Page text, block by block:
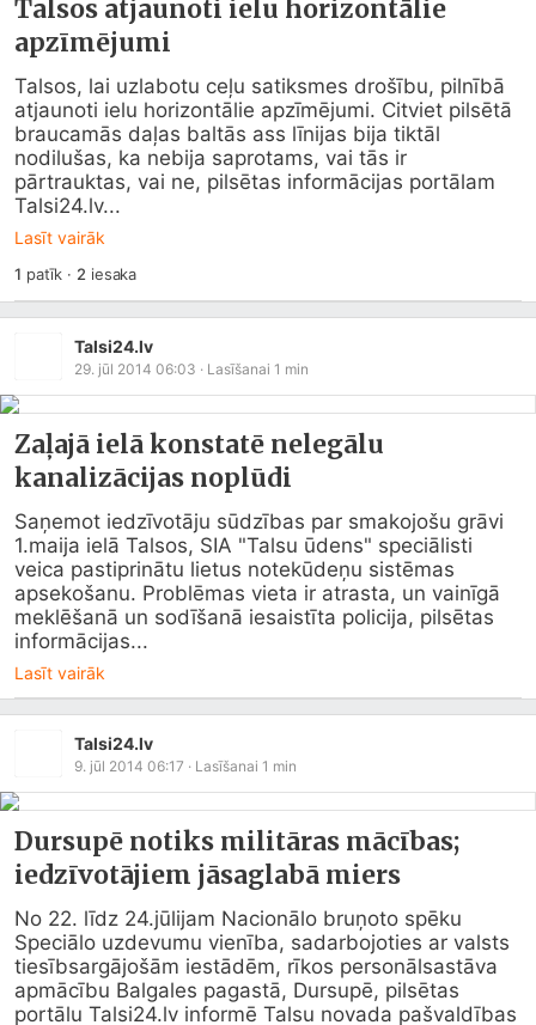
Talsos atjaunoti ielu horizontālie
apzīmējumi
Talsos, lai uzlabotu ceļu satiksmes drošību, pilnībā
atjaunoti ielu horizontālie apzīmējumi. Citviet pilsētā
braucamās daļas baltās ass līnijas bija tiktāl
nodilušas, ka nebija saprotams, vai tās ir
Talsi24.lv...
Lasīt vairāk
1 patīk · 2 iesaka
Talsi24.lv
29. jūl 2014 06:03 · Lasīšanai 1 min
Zaļajā ielā konstatē nelegālu
kanalizācijas noplūdi
Saņemot iedzīvotāju sūdzības par smakojošu grāvi
1.maija ielā Talsos, SIA "Talsu ūdens" speciālisti
veica pastiprinātu lietus notekūdeņu sistēmas
apsekošanu. Problēmas vieta ir atrasta, un vainīgā
meklēšanā un sodīšanā iesaistīta policija, pilsētas
informācijas...
Lasīt vairāk
Talsi24.lv
9. jūl 2014 06:17 · Lasīšanai 1 min
Dursupē notiks militāras mācības;
iedzīvotājiem jāsaglabā miers
No 22. līdz 24.jūlijam Nacionālo bruņoto spēku
Speciālo uzdevumu vienība, sadarbojoties ar valsts
tiesībsargājošām iestādēm, rīkos personālsastāva
apmācību Balgales pagastā, Dursupē, pilsētas
portālu Talsi24.lv informē Talsu novada pašvaldības